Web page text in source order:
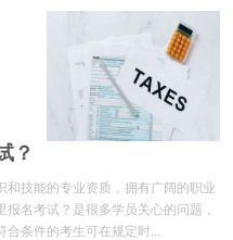
？
技能的专业资质，拥有广阔的职业
名考试？是很多学员关心的问题，
条件的考生可在规定时...